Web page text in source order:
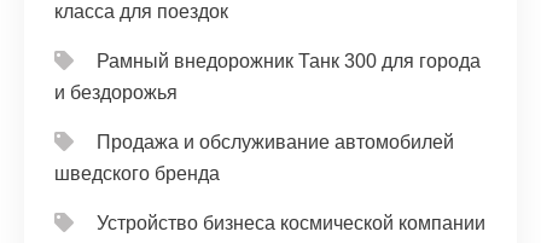
класса для поездок
Рамный внедорожник Танк 300 для города
и бездорожья
Продажа и обслуживание автомобилей
шведского бренда
Устройство бизнеса космической компании